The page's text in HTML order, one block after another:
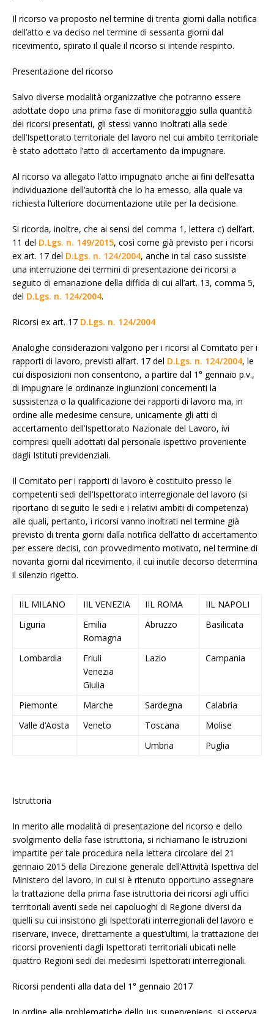
Il ricorso va proposto nel termine di trenta giorni dalla notifica
dell’atto e va deciso nel termine di sessanta giorni dal
ricevimento, spirato il quale il ricorso si intende respinto.
Presentazione del ricorso
Salvo diverse modalità organizzative che potranno essere
adottate dopo una prima fase di monitoraggio sulla quantità
dei ricorsi presentati, gli stessi vanno inoltrati alla sede
dell’Ispettorato territoriale del lavoro nel cui ambito territoriale
è stato adottato l’atto di accertamento da impugnare.
Al ricorso va allegato l’atto impugnato anche ai fini dell’esatta
individuazione dell’autorità che lo ha emesso, alla quale va
richiesta l’ulteriore documentazione utile per la decisione.
Si ricorda, inoltre, che ai sensi del comma 1, lettera c) dell’art.
11 del D.Lgs. n. 149/2015, così come già previsto per i ricorsi
ex art. 17 del D.Lgs. n. 124/2004, anche in tal caso sussiste
una interruzione dei termini di presentazione dei ricorsi a
seguito di emanazione della diffida di cui all’art. 13, comma 5,
del D.Lgs. n. 124/2004.
Ricorsi ex art. 17 D.Lgs. n. 124/2004
Analoghe considerazioni valgono per i ricorsi al Comitato per i
rapporti di lavoro, previsti all’art. 17 del D.Lgs. n. 124/2004, le
cui disposizioni non consentono, a partire dal 1° gennaio p.v.,
di impugnare le ordinanze ingiunzioni concernenti la
sussistenza o la qualificazione dei rapporti di lavoro ma, in
ordine alle medesime censure, unicamente gli atti di
accertamento dell’Ispettorato Nazionale del Lavoro, ivi
compresi quelli adottati dal personale ispettivo proveniente
dagli Istituti previdenziali.
Il Comitato per i rapporti di lavoro è costituito presso le
competenti sedi dell’Ispettorato interregionale del lavoro (si
riportano di seguito le sedi e i relativi ambiti di competenza)
alle quali, pertanto, i ricorsi vanno inoltrati nel termine già
previsto di trenta giorni dalla notifica dell’atto di accertamento
per essere decisi, con provvedimento motivato, nel termine di
novanta giorni dal ricevimento, il cui inutile decorso determina
il silenzio rigetto.
IIL MILANO IIL VENEZIA IIL ROMA
IIL NAPOLI
Liguria
Emilia
Romagna
Abruzzo Basilicata
Lombardia
Friuli
Venezia
Giulia
Lazio Campania
Piemonte Marche Sardegna
Calabria
Valle d’Aosta
Veneto Toscana
Molise
Umbria
Puglia
Istruttoria
In merito alle modalità di presentazione del ricorso e dello
svolgimento della fase istruttoria, si richiamano le istruzioni
impartite per tale procedura nella lettera circolare del 21
gennaio 2015 della Direzione generale dell’Attività Ispettiva del
Ministero del lavoro, in cui si è ritenuto opportuno assegnare
la trattazione della prima fase istruttoria dei ricorsi agli uffici
territoriali aventi sede nei capoluoghi di Regione diversi da
quelli su cui insistono gli Ispettorati interregionali del lavoro e
riservare, invece, direttamente a quest’ultimi, la trattazione dei
ricorsi provenienti dagli Ispettorati territoriali ubicati nelle
quattro Regioni sedi dei medesimi Ispettorati interregionali.
Ricorsi pendenti alla data del 1° gennaio 2017